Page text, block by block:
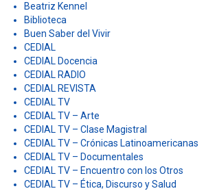
Beatriz Kennel
Biblioteca
Buen Saber del Vivir
CEDIAL
CEDIAL Docencia
CEDIAL RADIO
CEDIAL REVISTA
CEDIAL TV
CEDIAL TV – Arte
CEDIAL TV – Clase Magistral
CEDIAL TV – Crónicas Latinoamericanas
CEDIAL TV – Documentales
CEDIAL TV – Encuentro con los Otros
CEDIAL TV – Ética, Discurso y Salud